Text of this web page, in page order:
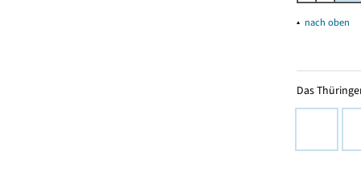
▴ nach oben
Das